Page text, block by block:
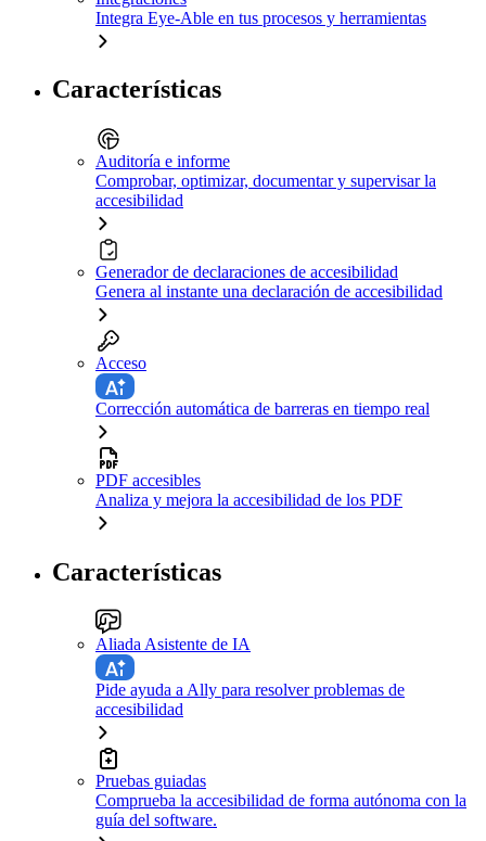
Integra Eye-Able en tus procesos y herramientas
Características
Auditoría e informe
Comprobar, optimizar, documentar y supervisar la
accesibilidad
Generador de declaraciones de accesibilidad
Genera al instante una declaración de accesibilidad
Acceso
Corrección automática de barreras en tiempo real
PDF accesibles
Analiza y mejora la accesibilidad de los PDF
Características
Aliada Asistente de IA
Pide ayuda a Ally para resolver problemas de
accesibilidad
Pruebas guiadas
Comprueba la accesibilidad de forma autónoma con la
guía del software.